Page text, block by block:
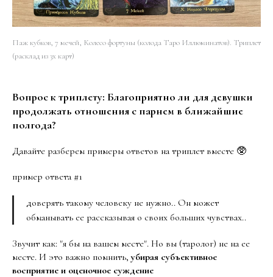
Паж кубков, 7 мечей, Колесо фортуны (колода Таро Иллюминатов). Триплет
(расклад из 3х карт)
Вопрос к триплету: Благоприятно ли для девушки
продолжать отношения с парнем в ближайшие
полгода?
Давайте разберем примеры ответов на триплет вместе 🥸
пример ответа #1
доверять такому человеку не нужно.. Он может
обманывать ее рассказывая о своих больших чувствах..
Звучит как: "я бы на вашем месте". Но вы (таролог) не на ее
месте. И это важно помнить,убирая субъективное
восприятие и оценочное суждение